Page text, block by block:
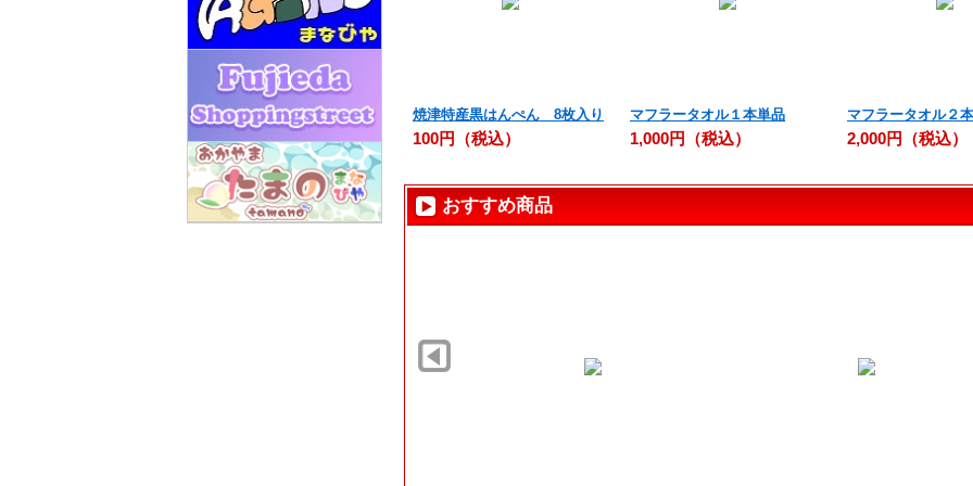
焼津特産黒はんぺん 8枚入り
100円（税込）
マフラータオル１本単品
1,000円（税込）
マフラータオル２
2,000円（税込）
おすすめ商品